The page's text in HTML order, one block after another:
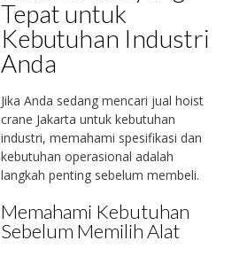
Tepat untuk
Kebutuhan Industri
Anda
Jika Anda sedang mencari jual hoist
crane Jakarta untuk kebutuhan
industri, memahami spesifikasi dan
kebutuhan operasional adalah
langkah penting sebelum membeli.
Memahami Kebutuhan
Sebelum Memilih Alat